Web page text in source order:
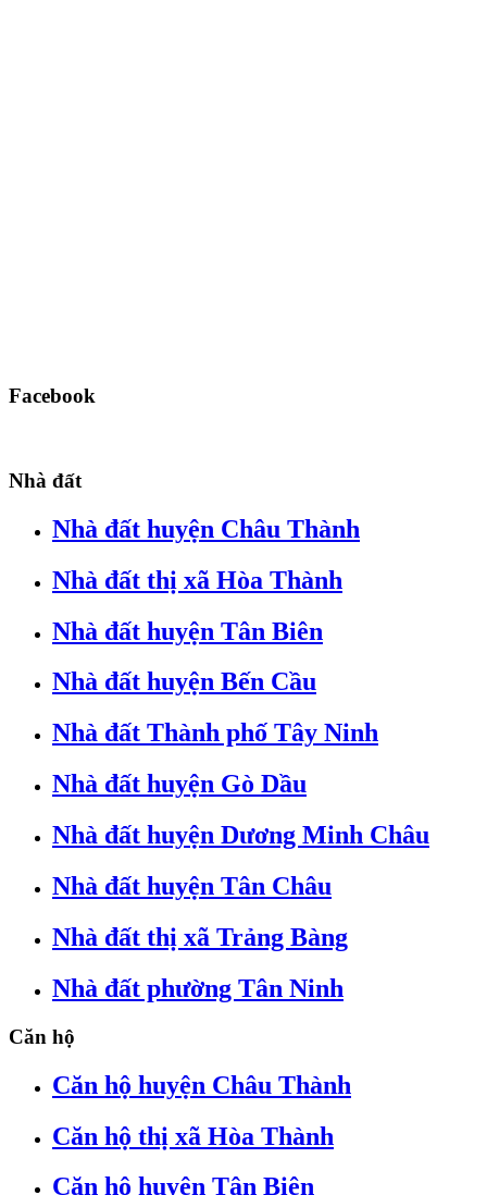
Facebook
Nhà đất
Nhà đất huyện Châu Thành
Nhà đất thị xã Hòa Thành
Nhà đất huyện Tân Biên
Nhà đất huyện Bến Cầu
Nhà đất Thành phố Tây Ninh
Nhà đất huyện Gò Dầu
Nhà đất huyện Dương Minh Châu
Nhà đất huyện Tân Châu
Nhà đất thị xã Trảng Bàng
Nhà đất phường Tân Ninh
Căn hộ
Căn hộ huyện Châu Thành
Căn hộ thị xã Hòa Thành
Căn hộ huyện Tân Biên